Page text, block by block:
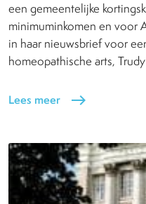
een gemeentelijke
minimuminkomen en voor
in haar nieuwsbrief voor
homeopathische arts,
Lees meer east